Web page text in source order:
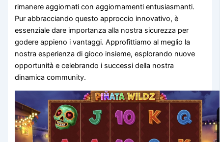
rimanere aggiornati con aggiornamenti entusiasmanti.
Pur abbracciando questo approccio innovativo, è
essenziale dare importanza alla nostra sicurezza per
godere appieno i vantaggi. Approfittiamo al meglio la
nostra esperienza di gioco insieme, esplorando nuove
opportunità e celebrando i successi della nostra
dinamica community.